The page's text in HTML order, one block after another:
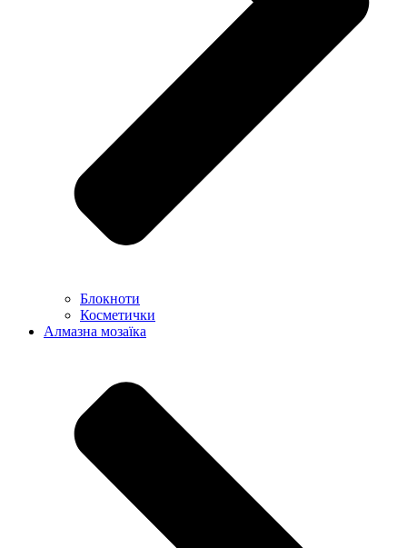
Блокноти
Косметички
Алмазна мозаїка